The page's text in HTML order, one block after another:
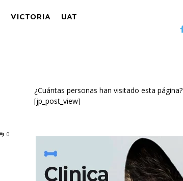
VICTORIA UAT
0
¿Cuántas personas han visitado esta página?
[jp_post_view]